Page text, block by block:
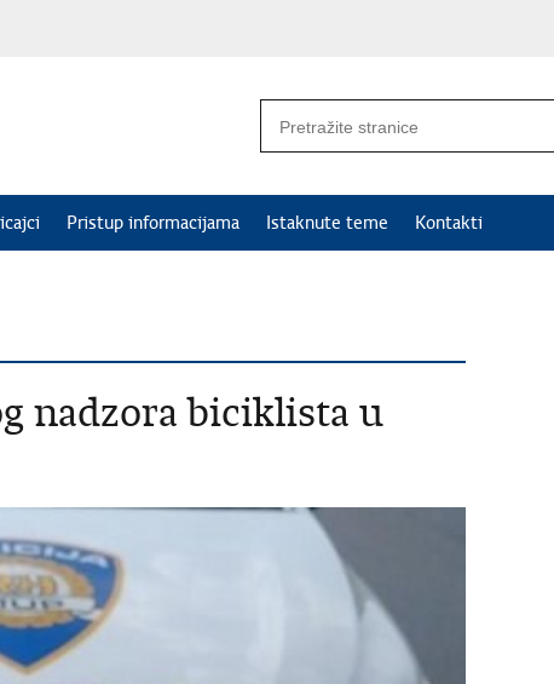
Pristup informacijama Istaknute teme Kontakti
nadzora biciklista u